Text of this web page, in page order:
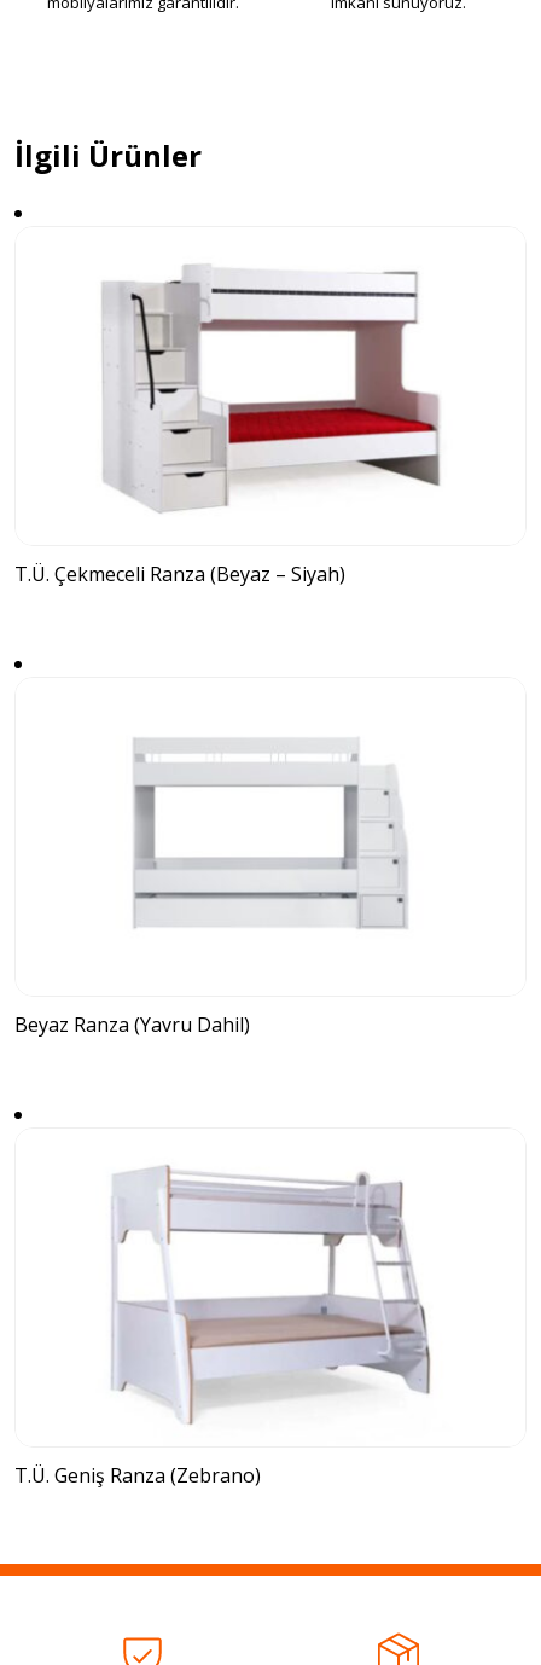
İlgili Ürünler
T.Ü. Çekmeceli Ranza (Beyaz – Siyah)
Beyaz Ranza (Yavru Dahil)
T.Ü. Geniş Ranza (Zebrano)